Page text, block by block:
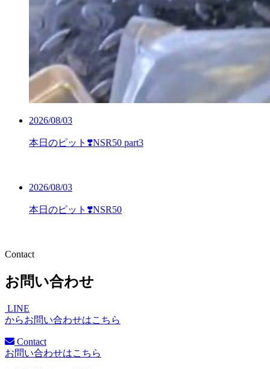
2026/08/03
本日のピット❣️NSR50 part3
2026/08/03
本日のピット❣️NSR50
Contact
お問い合わせ
LINE
からお問い合わせはこちら
Contact
お問い合わせはこちら